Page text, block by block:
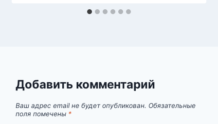
Добавить комментарий
Ваш адрес email не будет опубликован. Обязательные
поля помечены *